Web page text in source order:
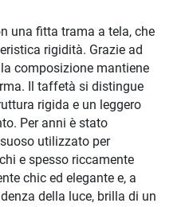
una fitta trama a tela, che
rigidità. Grazie ad
composizione mantiene
Il taffetà si distingue
rigida e un leggero
Per anni è stato
utilizzato per
e spesso riccamente
chic ed elegante e, a
della luce, brilla di un